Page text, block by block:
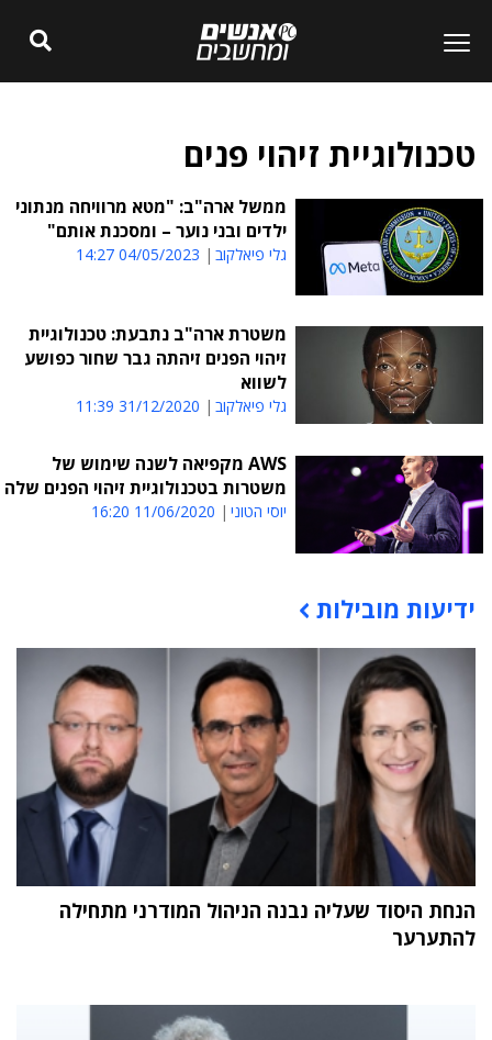
טכנולוגיית זיהוי פנים
ממשל ארה"ב: "מטא מרוויחה מנתוני
ילדים ובני נוער – ומסכנת אותם"
גלי פיאלקוב 04/05/2023 14:27
משטרת ארה"ב נתבעת: טכנולוגיית
זיהוי הפנים זיהתה גבר שחור כפושע
לשווא
גלי פיאלקוב 31/12/2020 11:39
AWS מקפיאה לשנה שימוש של
משטרות בטכנולוגיית זיהוי הפנים שלה
יוסי הטוני 11/06/2020 16:20
תוכן פרסומי
ידיעות מובילות
הנחת היסוד שעליה נבנה הניהול המודרני מתחילה
להתערער